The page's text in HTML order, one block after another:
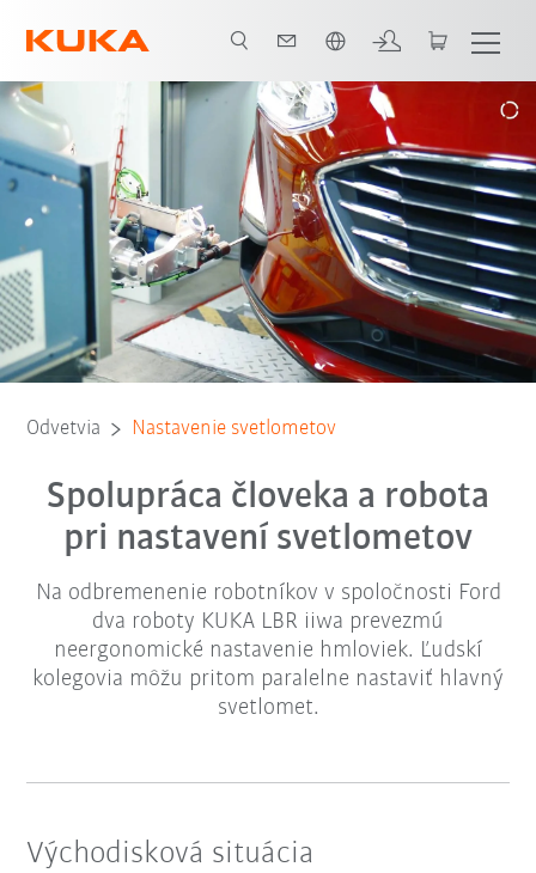
Portál pre vysoké zaťaženie Ocenenie Všichni systémoví partneři
Odvetvia Nastavenie svetlometov
Spolupráca človeka a robota
pri nastavení svetlometov
Na odbremenenie robotníkov v spoločnosti Ford
dva roboty KUKA LBR iiwa prevezmú
neergonomické nastavenie hmloviek. Ľudskí
kolegovia môžu pritom paralelne nastaviť hlavný
svetlomet.
Východisková situácia